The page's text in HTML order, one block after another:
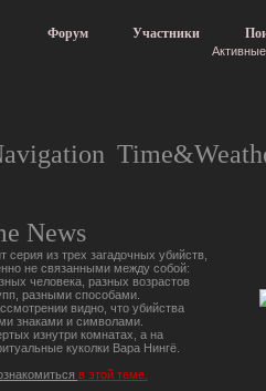
Форум Участники
News
из трех загадочных убийств,
не связанными между собой:
человека, разных возрастов
разными способами.
видно, что убийства
знаками и символами.
изнутри комнатах, а на
куколки Вара Нингё.
в этой теме.